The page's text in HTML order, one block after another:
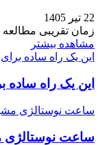
22 تیر 1405
زمان تقریبی مطالعه 2 دقیقه
مشاهده بیشتر
این یک راه ساده
این یک راه
ساعت نوستالژی
ساعت